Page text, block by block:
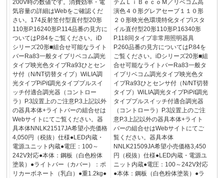
200V時の数値です。消費効率・電
気容量の詳細はWebをご確認くだ
さい。174反射笠付型直付型20形
110形P.16240形P.114品番の見方に
ついてはP.84をご覧ください。iD
シリーズ20形■組合せ可能なライト
バーRa83一般タイプリベコム調光
タイプ映光色タイプRa93ひとセン
サ付（N/NT切替タイプ）WiLIA調
光タイプPiPit調光タイププルスイ
ッチ付適合調光器（コントロー
ラ）P.3設置上のご注意P.3上記以外
の器具本体+ライトバーの組合せは
Webサイトにてご覧ください。器
具本体NNLK21517JA希望小売価格
4,050円（税抜）仕様●LED内蔵・
電源ユニット内蔵●電圧：100～
242V対応●本体：鋼板（白色粉体
塗装）●ライトバー（カバー）：ポ
リカーボネート（乳白）●重1.2kg●
テムＬｉＢｅｃｏＭ／リベコム高
演色４０形グレアセーブ１１０形
２０形映光色環境特化タイプiスタ
イル直付型20形110形P.16340形
P.118同タイプ非常用照明器具
P.260品番の見方についてはP.84を
ご覧ください。iDシリーズ20形■組
合せ可能なライトバーRa83一般タ
イプリベコム調光タイプ映光色タ
イプRa93ひとセンサ付（N/NT切替
タイプ）WiLIA調光タイプPiPit調光
タイププルスイッチ付適合調光器
（コントローラ）P.3設置上のご注
意P.3上記以外の器具本体+ライト
バーの組合せはWebサイトにてご
覧ください。器具本体
NNLK21509JA希望小売価格3,450
円（税抜）仕様●LED内蔵・電源ユ
ニット内蔵●電圧：100～242V対応
●本体：鋼板（白色粉体塗装）●ラ